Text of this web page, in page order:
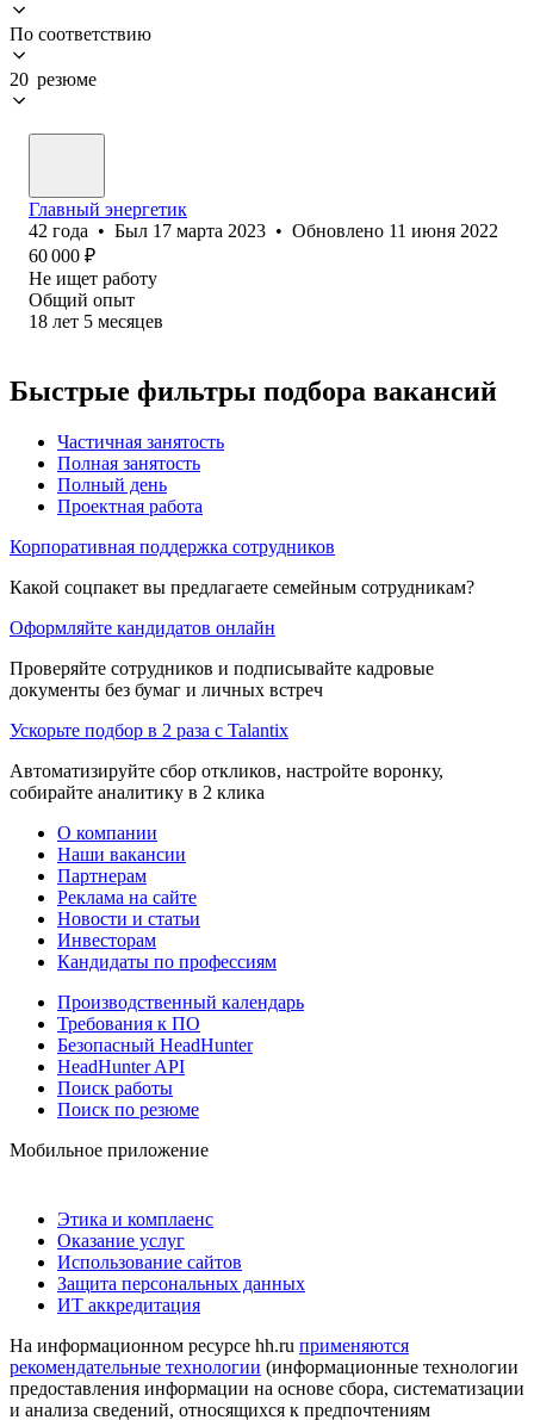
По соответствию
20 резюме
Главный энергетик
42 года • Был 17 марта 2023 • Обновлено 11 июня 2022
60 000 ₽
Не ищет работу
Общий опыт
18 лет 5 месяцев
Быстрые фильтры подбора вакансий
Частичная занятость
Полная занятость
Полный день
Проектная работа
Корпоративная поддержка сотрудников
Какой соцпакет вы предлагаете семейным сотрудникам?
Оформляйте кандидатов онлайн
Проверяйте сотрудников и подписывайте кадровые
документы без бумаг и личных встреч
Ускорьте подбор в 2 раза с Talantix
Автоматизируйте сбор откликов, настройте воронку,
собирайте аналитику в 2 клика
О компании
Наши вакансии
Партнерам
Реклама на сайте
Новости и статьи
Инвесторам
Кандидаты по профессиям
Производственный календарь
Требования к ПО
Безопасный HeadHunter
HeadHunter API
Поиск работы
Поиск по резюме
Мобильное приложение
Этика и комплаенс
Оказание услуг
Использование сайтов
Защита персональных данных
ИТ аккредитация
На информационном ресурсе hh.ru применяются
рекомендательные технологии (информационные технологии
предоставления информации на основе сбора, систематизации
и анализа сведений, относящихся к предпочтениям